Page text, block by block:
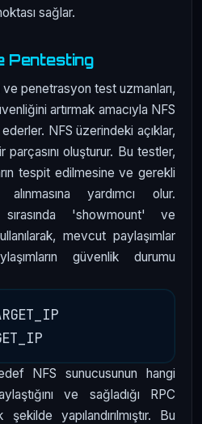
sağlar.
Pentesting
ve penetrasyon test uzmanları,
artırmak amacıyla NFS
ederler. NFS üzerindeki açıklar,
parçasını oluşturur. Bu testler,
tespit edilmesine ve gerekli
yardımcı olur.
'showmount' ve
mevcut paylaşımlar
güvenlik durumu
NFS sunucusunun hangi
ve sağladığı RPC
yapılandırılmıştır. Bu